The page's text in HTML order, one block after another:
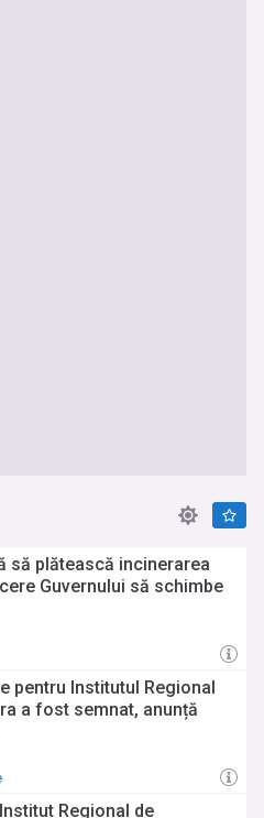
să plătească incinerarea
Guvernului să schimbe
pentru Institutul Regional
a fost semnat, anunță
Regional de